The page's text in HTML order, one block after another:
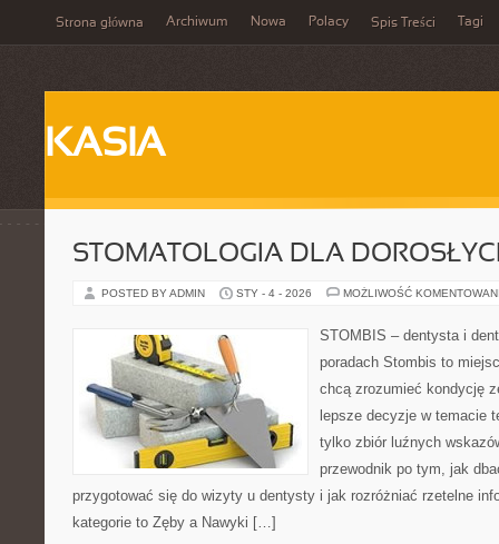
Strona główna Archiwum Nowa Polacy Spis Treści Tagi
KASIA
STOMATOLOGIA DLA
POSTED BY ADMIN STY - 4 - 2026 MOŻLIWOŚĆ
STOMBIS – dentysta i
poradach Stombis to
chcą zrozumieć kondycję
lepsze decyzje w temacie
tylko zbiór luźnych
przewodnik po tym, jak
przygotować się do wizyty u dentysty i jak rozróżniać rzetelne
kategorie to Zęby a Nawyki […]